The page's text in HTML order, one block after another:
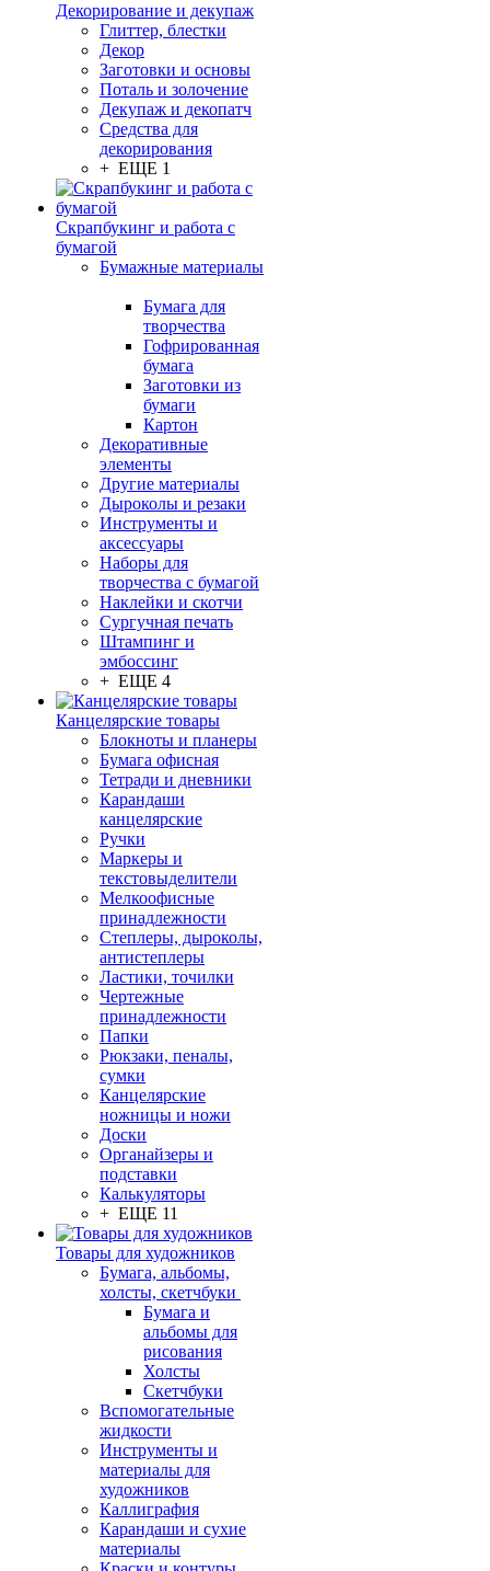
Декорирование и декупаж
Глиттер, блестки
Декор
Заготовки и основы
Поталь и золочение
Декупаж и декопатч
Средства для
декорирования
+ ЕЩЕ 1
Скрапбукинг и работа с
бумагой
Бумажные материалы
Бумага для
творчества
Гофрированная
бумага
Заготовки из
бумаги
Картон
Декоративные
элементы
Другие материалы
Дыроколы и резаки
Инструменты и
аксессуары
Наборы для
творчества с бумагой
Наклейки и скотчи
Сургучная печать
Штампинг и
эмбоссинг
+ ЕЩЕ 4
Канцелярские товары
Блокноты и планеры
Бумага офисная
Тетради и дневники
Карандаши
канцелярские
Ручки
Маркеры и
текстовыделители
Мелкоофисные
принадлежности
Степлеры, дыроколы,
антистеплеры
Ластики, точилки
Чертежные
принадлежности
Папки
Рюкзаки, пеналы,
сумки
Канцелярские
ножницы и ножи
Доски
Органайзеры и
подставки
Калькуляторы
+ ЕЩЕ 11
Товары для художников
Бумага, альбомы,
холсты, скетчбуки
Бумага и
альбомы для
рисования
Холсты
Скетчбуки
Вспомогательные
жидкости
Инструменты и
материалы для
художников
Каллиграфия
Карандаши и сухие
материалы